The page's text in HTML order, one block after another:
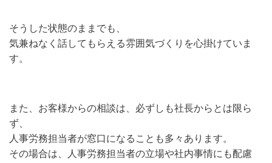
そうした状態のままでも、
気兼ねなく話してもらえる雰囲気づくりを心掛けていま
す。
また、お客様からの相談は、必ずしも社長からとは限ら
ず、
人事労務担当者が窓口になることも多々あります。
その場合は、人事労務担当者の立場や社内事情にも配慮